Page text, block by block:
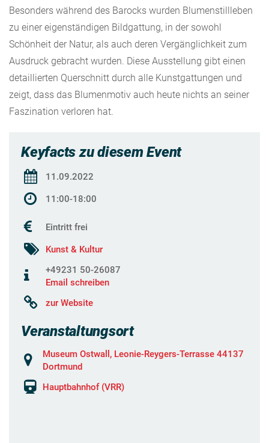
Besonders während des Barocks wurden Blumenstillleben
zu einer eigenständigen Bildgattung, in der sowohl
Schönheit der Natur, als auch deren Vergänglichkeit zum
Ausdruck gebracht wurden. Diese Ausstellung gibt einen
detaillierten Querschnitt durch alle Kunstgattungen und
zeigt, dass das Blumenmotiv auch heute nichts an seiner
Faszination verloren hat.
Keyfacts zu diesem Event
11.09.2022
11:00-18:00
Eintritt frei
Kunst & Kultur
+49231 50-26087
Email schreiben
zur Website
Veranstaltungsort
Museum Ostwall, Leonie-Reygers-Terrasse 44137
Dortmund
Hauptbahnhof (VRR)